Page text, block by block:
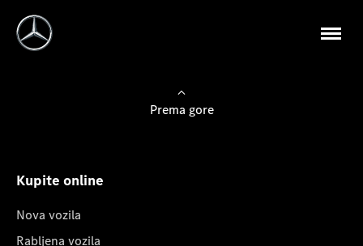
Prema gore
Kupite online
Nova vozila
Rabljena vozila